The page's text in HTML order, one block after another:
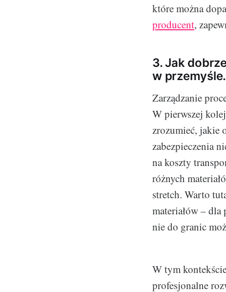
które można
producent,
3. Jak
w przemyśle.
Zarządzanie
W pierwszej
zrozumieć, jakie
zabezpieczenia
na koszty
różnych
stretch. Warto
materiałów –
nie do granic
W tym
profesjonalne